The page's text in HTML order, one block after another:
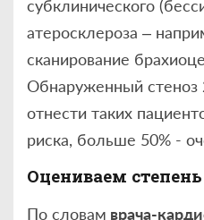
субклинического
атеросклероза –
сканирование
Обнаруженный стеноз
отнести таких
риска, больше 50% -
Оцениваем
По словам врача-